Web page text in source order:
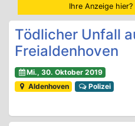
Ihre Anzeige hier?
Tödlicher Unfall
Freialdenhoven
Mi., 30. Oktober 2019
Aldenhoven
Polizei